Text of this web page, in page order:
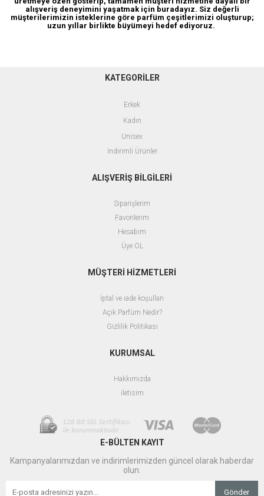
alışveriş deneyimini yaşatmak için buradayız. Siz değerli
müşterilerimizin isteklerine göre parfüm çeşitlerimizi oluşturup;
uzun yıllar birlikte büyümeyi hedef ediyoruz.
KATEGORİLER
Erkek
Kadın
Unisex
İndirimli Ürünler
ALIŞVERİŞ BİLGİLERİ
Siparişlerim
Favorilerim
Hesabım
Üye OL
MÜŞTERİ HİZMETLERİ
İptal ve iade koşulları
Açık Parfüm Nedir?
Gizlilik Politikası
KURUMSAL
Hakkımızda
iletisim
E-BÜLTEN KAYIT
Kampanyalarımızdan ve indirimlerimizden güncel olarak haberdar
olun.
Gönder